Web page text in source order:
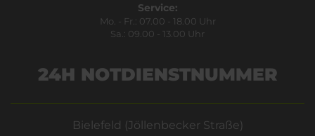
Service:
Mo. - Fr.: 07.00 - 18.00 Uhr
Sa.: 09.00 - 13.00 Uhr
24H NOTDIENSTNUMMER
Bielefeld (Jöllenbecker Straße)